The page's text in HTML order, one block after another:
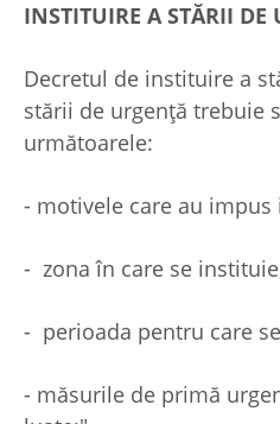
INSTITUIRE A STĂRII DE
Decretul de instituire a
stării de urgenţă trebuie
următoarele:
- motivele care au
- zona în care se
- perioada pentru care
- măsurile de primă